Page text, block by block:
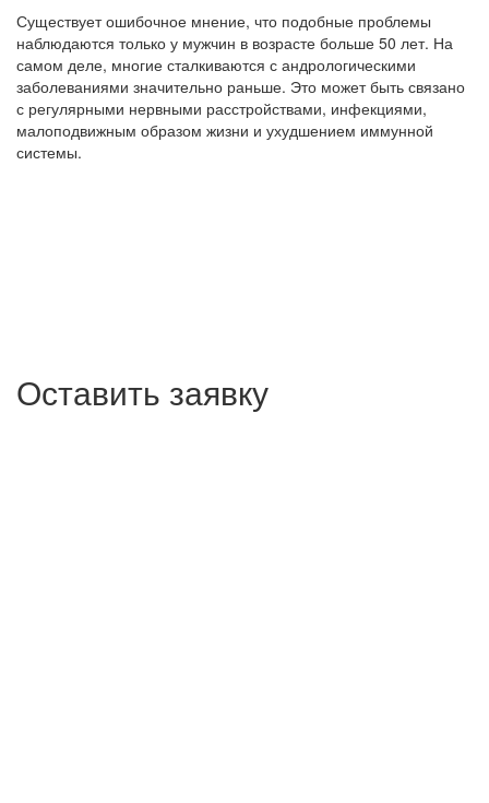
Существует ошибочное мнение, что подобные проблемы
наблюдаются только у мужчин в возрасте больше 50 лет. На
самом деле, многие сталкиваются с андрологическими
заболеваниями значительно раньше. Это может быть связано
с регулярными нервными расстройствами, инфекциями,
малоподвижным образом жизни и ухудшением иммунной
системы.
Оставить заявку